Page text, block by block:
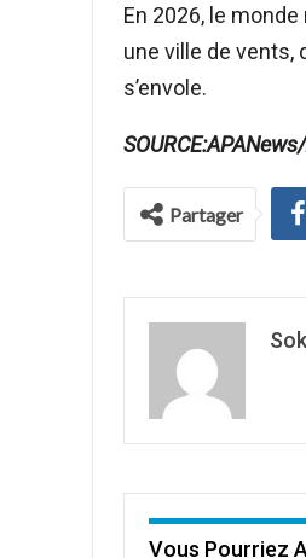
En 2026, le
une ville de vents,
s’envole.
SOURCE:APANews/
Partager
Vous Pourriez